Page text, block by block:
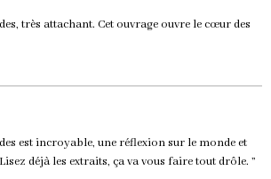
très attachant. Cet ouvrage ouvre le cœur des
est incroyable, une réflexion sur le monde et
déjà les extraits, ça va vous faire tout drôle. ”